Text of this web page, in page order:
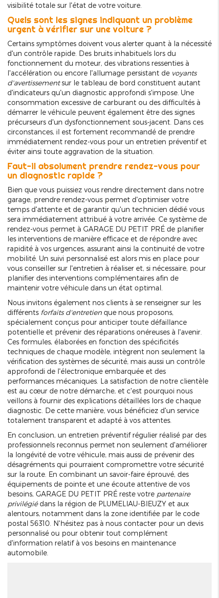
visibilité totale sur l'état de votre voiture.
Quels sont les signes indiquant un problème
urgent à vérifier sur une voiture ?
Certains symptômes doivent vous alerter quant à la nécessité
d'un contrôle rapide. Des bruits inhabituels lors du
fonctionnement du moteur, des vibrations ressenties à
l'accélération ou encore l'allumage persistant de voyants
d'avertissementsur le tableau de bord constituent autant
d'indicateurs qu'un diagnostic approfondi s'impose. Une
consommation excessive de carburant ou des difficultés à
démarrer le véhicule peuvent également être des signes
précurseurs d'un dysfonctionnement sous-jacent. Dans ces
circonstances, il est fortement recommandé de prendre
immédiatement rendez-vous pour un entretien préventif et
éviter ainsi toute aggravation de la situation.
Faut-il absolument prendre rendez-vous pour
un diagnostic rapide ?
Bien que vous puissiez vous rendre directement dans notre
garage, prendre rendez-vous permet d'optimiser votre
temps d'attente et de garantir qu'un technicien dédié vous
sera immédiatement attribué à votre arrivée. Ce système de
rendez-vous permet à GARAGE DU PETIT PRÉ de planifier
les interventions de manière efficace et de répondre avec
rapidité à vos urgences, assurant ainsi la continuité de votre
mobilité. Un suivi personnalisé est alors mis en place pour
vous conseiller sur l'entretien à réaliser et, si nécessaire, pour
planifier des interventions complémentaires afin de
maintenir votre véhicule dans un état optimal.
Nous invitons également nos clients à se renseigner sur les
différents forfaits d'entretienque nous proposons,
spécialement conçus pour anticiper toute défaillance
potentielle et prévenir des réparations onéreuses à l'avenir.
Ces formules, élaborées en fonction des spécificités
techniques de chaque modèle, intègrent non seulement la
vérification des systèmes de sécurité, mais aussi un contrôle
approfondi de l'électronique embarquée et des
performances mécaniques. La satisfaction de notre clientèle
est au cœur de notre démarche, et c'est pourquoi nous
veillons à fournir des explications détaillées lors de chaque
diagnostic. De cette manière, vous bénéficiez d'un service
totalement transparent et adapté à vos attentes.
En conclusion, un entretien préventif régulier réalisé par des
professionnels reconnus permet non seulement d'améliorer
la longévité de votre véhicule, mais aussi de prévenir des
désagréments qui pourraient compromettre votre sécurité
sur la route. En combinant un savoir-faire éprouvé, des
équipements de pointe et une écoute attentive de vos
besoins, GARAGE DU PETIT PRÉ reste votre partenaire
privilégiédans la région de PLUMELIAU-BIEUZY et aux
alentours, notamment dans la zone identifiée par le code
postal 56310. N'hésitez pas à nous contacter pour un devis
personnalisé ou pour obtenir tout complément
d'information relatif à vos besoins en maintenance
automobile.